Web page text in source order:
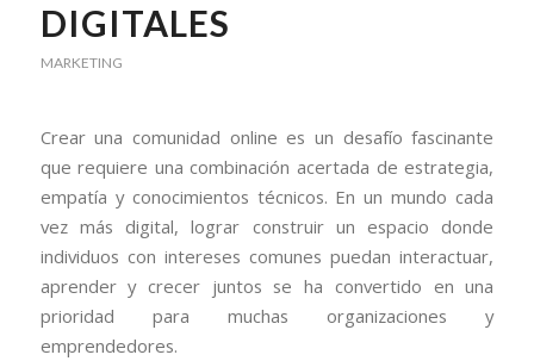
DIGITALES
MARKETING
Crear una comunidad online es un desafío fascinante
que requiere una combinación acertada de estrategia,
empatía y conocimientos técnicos. En un mundo cada
vez más digital, lograr construir un espacio donde
individuos con intereses comunes puedan interactuar,
aprender y crecer juntos se ha convertido en una
prioridad para muchas organizaciones y
emprendedores.